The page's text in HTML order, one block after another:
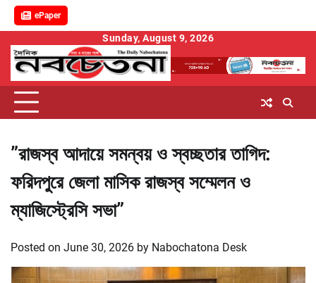
ePaper
content
Sunday, August 9, 2026
”রাজস্ব আদায়ে সমন্বয় ও স্বচ্ছতার তাগিদ:
ফরিদপুরে জেলা মাসিক রাজস্ব সম্মেলন ও
ম্যাজিস্ট্রেসি সভা”
Posted on June 30, 2026 by Nabochatona Desk